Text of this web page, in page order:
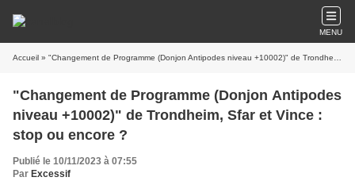
MENU
Accueil » "Changement de Programme (Donjon Antipodes niveau +10002)" de Trondheim, Sfar et Vince : stop ou encore ?
"Changement de Programme (Donjon Antipodes
niveau +10002)" de Trondheim, Sfar et Vince :
stop ou encore ?
Publié le 10/11/2023 à 07:55
Par Excessif